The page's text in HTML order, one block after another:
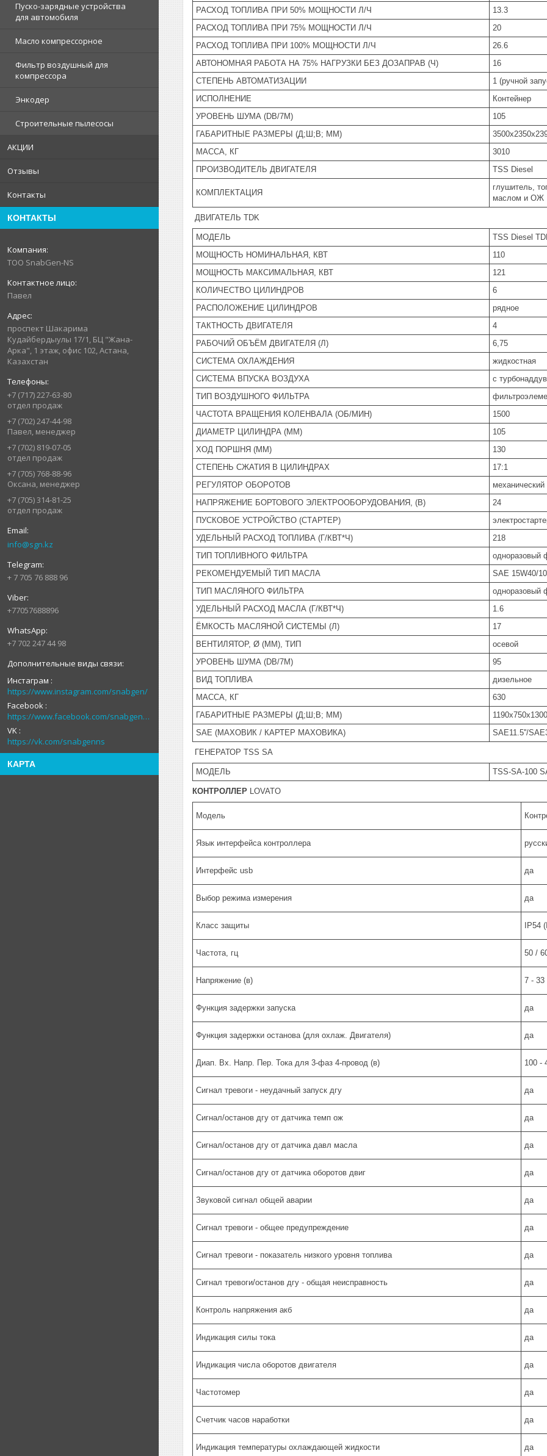
Пуско-зарядные устройства
для автомобиля
Масло компрессорное
Фильтр воздушный для
компрессора
Энкодер
Строительные пылесосы
АКЦИИ
Отзывы
Контакты
КОНТАКТЫ
ТОО SnabGen-NS
Павел
проспект Шакарима
Кудайбердыулы 17/1, БЦ "Жана-
Арка", 1 этаж, офис 102, Астана,
Казахстан
+7 (717) 227-63-80
отдел продаж
+7 (702) 247-44-98
Павел, менеджер
+7 (702) 819-07-05
отдел продаж
+7 (705) 768-88-96
Оксана, менеджер
+7 (705) 314-81-25
отдел продаж
info@sgn.kz
+ 7 705 76 888 96
+77057688896
+7 702 247 44 98
Инстаграм
https://www.instagram.com/snabgen/
Facebook
https://www.facebook.com/snabgenNS
VK
https://vk.com/snabgenns
КАРТА
РАСХОД ТОПЛИВА ПРИ 50% МОЩНОСТИ Л/Ч
13.3
РАСХОД ТОПЛИВА ПРИ 75% МОЩНОСТИ Л/Ч
20
РАСХОД ТОПЛИВА ПРИ 100% МОЩНОСТИ Л/Ч
26.6
АВТОНОМНАЯ РАБОТА НА 75% НАГРУЗКИ БЕЗ ДОЗАПРАВ (Ч)
16
СТЕПЕНЬ АВТОМАТИЗАЦИИ
1 (ручной
ИСПОЛНЕНИЕ
Контейнер
УРОВЕНЬ ШУМА (DB/7М)
105
ГАБАРИТНЫЕ РАЗМЕРЫ (Д;Ш;В; ММ)
МАССА, КГ
3010
ПРОИЗВОДИТЕЛЬ ДВИГАТЕЛЯ
TSS Diesel
КОМПЛЕКТАЦИЯ
глушитель,
маслом и ОЖ
ДВИГАТЕЛЬ TDK
МОДЕЛЬ
TSS Diesel
МОЩНОСТЬ НОМИНАЛЬНАЯ, КВТ
110
МОЩНОСТЬ МАКСИМАЛЬНАЯ, КВТ
121
КОЛИЧЕСТВО ЦИЛИНДРОВ
6
РАСПОЛОЖЕНИЕ ЦИЛИНДРОВ
рядное
ТАКТНОСТЬ ДВИГАТЕЛЯ
4
РАБОЧИЙ ОБЪЁМ ДВИГАТЕЛЯ (Л)
6,75
СИСТЕМА ОХЛАЖДЕНИЯ
жидкостная
СИСТЕМА ВПУСКА ВОЗДУХА
с
ТИП ВОЗДУШНОГО ФИЛЬТРА
ЧАСТОТА ВРАЩЕНИЯ КОЛЕНВАЛА (ОБ/МИН)
1500
ДИАМЕТР ЦИЛИНДРА (ММ)
105
ХОД ПОРШНЯ (ММ)
130
СТЕПЕНЬ СЖАТИЯ В ЦИЛИНДРАХ
17:1
РЕГУЛЯТОР ОБОРОТОВ
механический
НАПРЯЖЕНИЕ БОРТОВОГО ЭЛЕКТРООБОРУДОВАНИЯ, (В)
24
ПУСКОВОЕ УСТРОЙСТВО (СТАРТЕР)
УДЕЛЬНЫЙ РАСХОД ТОПЛИВА (Г/КВТ*Ч)
218
ТИП ТОПЛИВНОГО ФИЛЬТРА
одноразовый
РЕКОМЕНДУЕМЫЙ ТИП МАСЛА
SAE 15W40/
ТИП МАСЛЯНОГО ФИЛЬТРА
одноразовый
УДЕЛЬНЫЙ РАСХОД МАСЛА (Г/КВТ*Ч)
1.6
ЁМКОСТЬ МАСЛЯНОЙ СИСТЕМЫ (Л)
17
ВЕНТИЛЯТОР, Ø (ММ), ТИП
осевой
УРОВЕНЬ ШУМА (DB/7М)
95
ВИД ТОПЛИВА
дизельное
МАССА, КГ
630
ГАБАРИТНЫЕ РАЗМЕРЫ (Д;Ш;В; ММ)
1190x750x1300
SAE (МАХОВИК / КАРТЕР МАХОВИКА)
SAE11.5''/
ГЕНЕРАТОР TSS SA
МОДЕЛЬ TSS-SA-100
КОНТРОЛЛЕР LOVATO
Модель
Язык интерфейса контроллера
Интерфейс usb да
Выбор режима измерения да
Класс защиты IP54
Частота, гц 50 /
Напряжение (в) 7 - 33
Функция задержки запуска да
Функция задержки останова (для охлаж. Двигателя) да
Диап. Вх. Напр. Пер. Тока для 3-фаз 4-провод (в) 100 -
Сигнал тревоги - неудачный запуск дгу да
Сигнал/останов дгу от датчика темп ож да
Сигнал/останов дгу от датчика давл масла да
Сигнал/останов дгу от датчика оборотов двиг да
Звуковой сигнал общей аварии да
Сигнал тревоги - общее предупреждение да
Сигнал тревоги - показатель низкого уровня топлива да
Сигнал тревоги/останов дгу - общая неисправность да
Контроль напряжения акб да
Индикация силы тока да
Индикация числа оборотов двигателя да
Частотомер да
Счетчик часов наработки да
Индикация температуры охлаждающей жидкости да